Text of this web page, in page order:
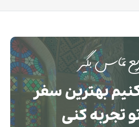
تماس بگیر
بهترین سفر
تجربه کنی